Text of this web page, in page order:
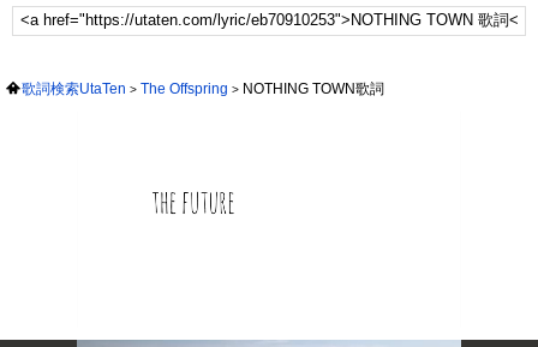
歌詞検索UtaTen The Offspring NOTHING TOWN歌詞